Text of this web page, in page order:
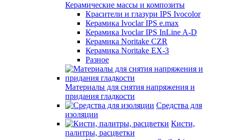
Керамические массы и композиты
Красители и глазури IPS Ivocolor
Керамика Ivoclar IPS e.max
Керамика Ivoclar IPS InLine A-D
Керамика Noritake CZR
Керамика Noritake EX-3
Разное
Материалы для снятия напряжения и
придания гладкости
Средства для
изоляции
Кисти,
палитры, расцветки